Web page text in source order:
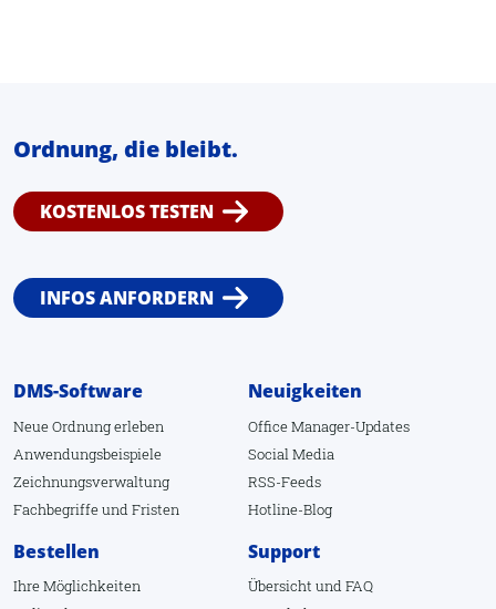
Ordnung, die bleibt.
KOSTENLOS TESTEN
INFOS ANFORDERN
DMS-Software
Neue Ordnung erleben
Anwendungsbeispiele
Zeichnungsverwaltung
Fachbegriffeund Fristen
Neuigkeiten
Office Manager-Updates
Social Media
RSS-Feeds
Hotline-Blog
Bestellen
Ihre Möglichkeiten
Support
Übersicht und FAQ